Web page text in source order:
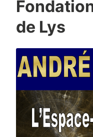
de Lys